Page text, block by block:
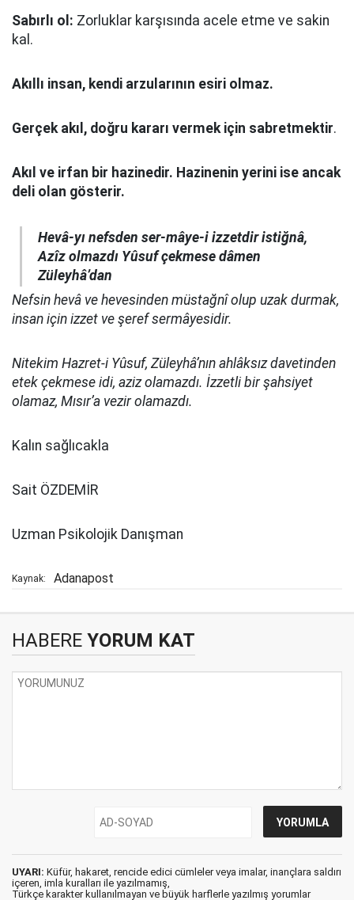
Sabırlı ol: Zorluklar karşısında acele etme ve sakin
kal.
Akıllı insan, kendi arzularının esiri olmaz.
Gerçek akıl, doğru kararı vermek için sabretmektir.
Akıl ve irfan bir hazinedir. Hazinenin yerini ise ancak
deli olan gösterir.
Hevâ-yı nefsden ser-mâye-i izzetdir istiğnâ,
Azîz olmazdı Yûsuf çekmese dâmen
Züleyhâ’dan
Nefsin hevâ ve hevesinden müstağnî olup uzak durmak,
insan için izzet ve şeref sermâyesidir.
Nitekim Hazret-i Yûsuf, Züleyhâ’nın ahlâksız davetinden
etek çekmese idi, aziz olamazdı. İzzetli bir şahsiyet
olamaz, Mısır’a vezir olamazdı.
Kalın sağlıcakla
Sait ÖZDEMİR
Uzman Psikolojik Danışman
Kaynak: Adanapost
HABERE YORUM KAT
UYARI: Küfür, hakaret, rencide edici cümleler veya imalar, inançlara saldırı
içeren, imla kuralları ile yazılmamış,
Türkçe karakter kullanılmayan ve büyük harflerle yazılmış yorumlar